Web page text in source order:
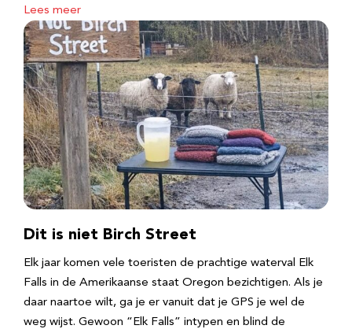
Lees meer
Dit is niet Birch Street
Elk jaar komen vele toeristen de prachtige waterval Elk
Falls in de Amerikaanse staat Oregon bezichtigen. Als je
daar naartoe wilt, ga je er vanuit dat je GPS je wel de
weg wijst. Gewoon “Elk Falls” intypen en blind de